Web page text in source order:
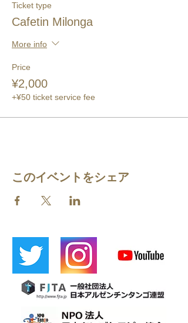
Ticket type
Cafetin Milonga
More info
Price
¥2,000
+¥50 ticket service fee
このイベントをシェア